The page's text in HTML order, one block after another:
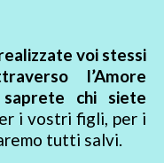
voi stessi
l’Amore
chi siete
i vostri figli, per i
tutti salvi.